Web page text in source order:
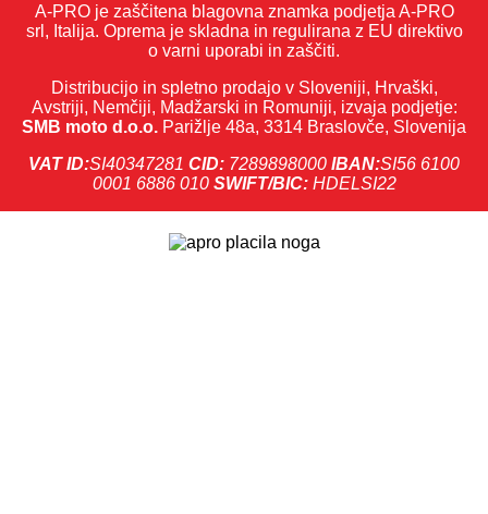
A-PRO je zaščitena blagovna znamka podjetja A-PRO
srl, Italija. Oprema je skladna in regulirana z EU direktivo
o varni uporabi in zaščiti.
Distribucijo in spletno prodajo v Sloveniji, Hrvaški,
Avstriji, Nemčiji, Madžarski in Romuniji, izvaja podjetje:
SMB moto d.o.o. Parižlje 48a, 3314 Braslovče, Slovenija
VAT ID:SI40347281 CID: 7289898000 IBAN:SI56 6100
0001 6886 010 SWIFT/BIC:HDELSI22